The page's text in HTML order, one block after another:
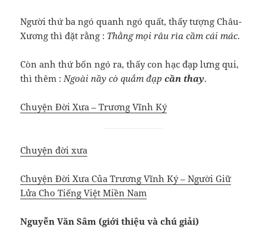
Người thứ ba ngó quanh ngó quất, thấy tượng Châu-
Xương thì đặt rằng : Thằng mọi râu rìa cầm cái mác.
Còn anh thứ bốn ngó ra, thấy con hạc đạp lưng qui,
thì thêm :Ngoài nầy cò quắm đạpcần thay.
Chuyện Đời Xưa – Trương Vĩnh Ký
Chuyện đời xưa
Chuyện Đời Xưa Của Trương Vĩnh Ký – Người Giữ
Lửa Cho Tiếng Việt Miền Nam
Nguyễn Văn Sâm (giới thiệu và chú giải)